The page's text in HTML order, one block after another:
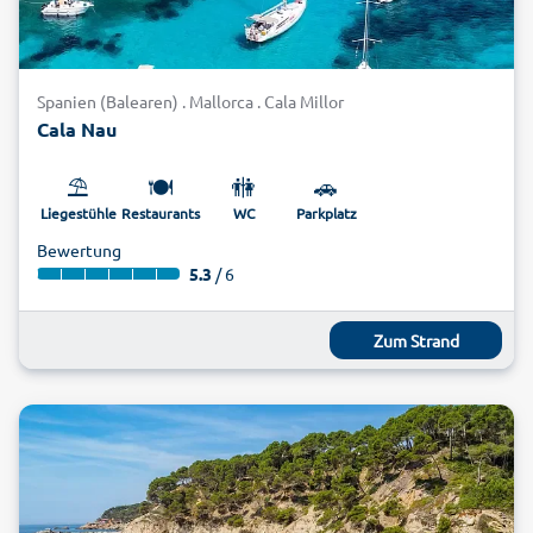
Spanien (Balearen) . Mallorca . Cala Millor
Cala Nau
⛱️
Liegestühle
🍽️
Restaurants
🚻
WC
🚗
Parkplatz
Bewertung
5.3 / 6
Zum Strand